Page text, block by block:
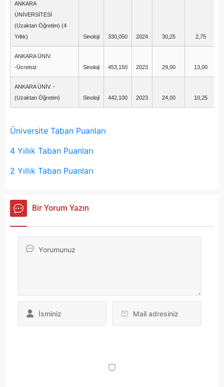
ANKARA
ÜNİVERSİTESİ
(Uzaktan Öğretim) (4
Yıllık)
Sinoloji 330,050 2024 30,25 2,75
ANKARA ÜNİV.
-Ücretsiz
Sinoloji 453,150 2023 29,00 13,00
ANKARA ÜNİV. -
(Uzaktan Öğretim)
Sinoloji 442,100 2023 24,00 10,25
Üniversite Taban Puanları
4 Yıllık Taban Puanları
2 Yıllık Taban Puanları
Bir Yorum Yazın